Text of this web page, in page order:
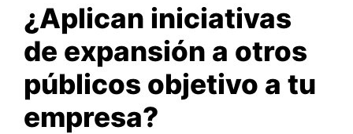
¿Aplican iniciativas
de expansión a otros
públicos objetivo a tu
empresa?